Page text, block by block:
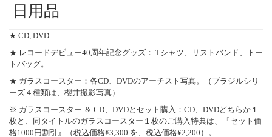
日用品
★ CD, DVD
★ レコードデビュー40周年記念グッズ： Tシャツ、リストバンド、トー
トバッグ。
★ ガラスコースター：各CD、DVDのアーチスト写真。（ブラジルシリ
ーズ４種類は、櫻井撮影写真）
※ ガラスコースター ＆ CD、DVDとセット購入：CD、DVDどちらか１
枚と、同タイトルのガラスコースター１枚のご購入特典は、『セット価
格1000円割引』（税込価格¥3,300 を、税込価格¥2,200）。